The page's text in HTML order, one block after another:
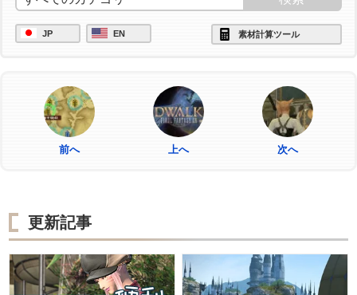
JP EN 素材計算ツール
前へ 上へ 次へ
更新記事